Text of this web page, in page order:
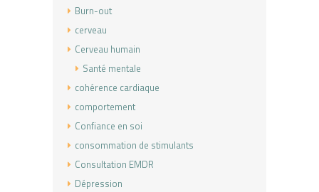
Burn-out
cerveau
Cerveau humain
Santé mentale
cohérence cardiaque
comportement
Confiance en soi
consommation de stimulants
Consultation EMDR
Dépression